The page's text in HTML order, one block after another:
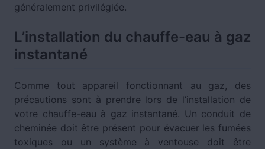
généralement privilégiée.
L’installation du chauffe-eau à gaz
instantané
Comme tout appareil fonctionnant au gaz, des
précautions sont à prendre lors de l’installation de
votre chauffe-eau à gaz instantané. Un conduit de
cheminée doit être présent pour évacuer les fumées
toxiques ou un système à ventouse doit être